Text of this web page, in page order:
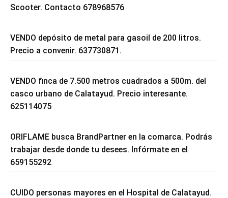
Scooter. Contacto 678968576
VENDO depósito de metal para gasoil de 200 litros.
Precio a convenir. 637730871.
VENDO finca de 7.500 metros cuadrados a 500m. del
casco urbano de Calatayud. Precio interesante.
625114075
ORIFLAME busca BrandPartner en la comarca. Podrás
trabajar desde donde tu desees. Infórmate en el
659155292
CUIDO personas mayores en el Hospital de Calatayud.